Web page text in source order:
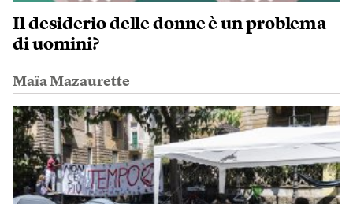
Il desiderio delle donne è un problema
di uomini?
Maïa Mazaurette